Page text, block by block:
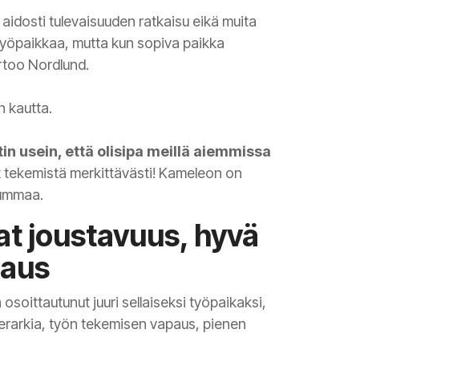
tulevaisuuden ratkaisu eikä muita
mutta kun sopiva paikka
Nordlund.
kautta.
usein, että olisipa meillä aiemmissa
merkittävästi! Kameleon on
joustavuus, hyvä
juuri sellaiseksi työpaikaksi,
työn tekemisen vapaus, pienen